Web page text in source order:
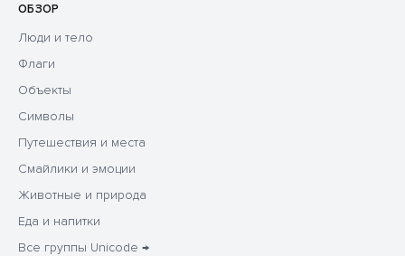
ОБЗОР
Люди и тело
Флаги
Объекты
Символы
Путешествия и места
Смайлики и эмоции
Животные и природа
Еда и напитки
Все группы Unicode →